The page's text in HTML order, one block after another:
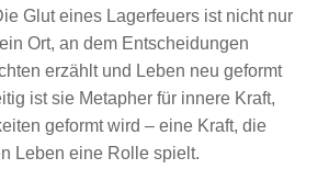
Glut eines Lagerfeuers ist nicht nur
Ort, an dem Entscheidungen
erzählt und Leben neu geformt
ist sie Metapher für innere Kraft,
geformt wird – eine Kraft, die
Leben eine Rolle spielt.